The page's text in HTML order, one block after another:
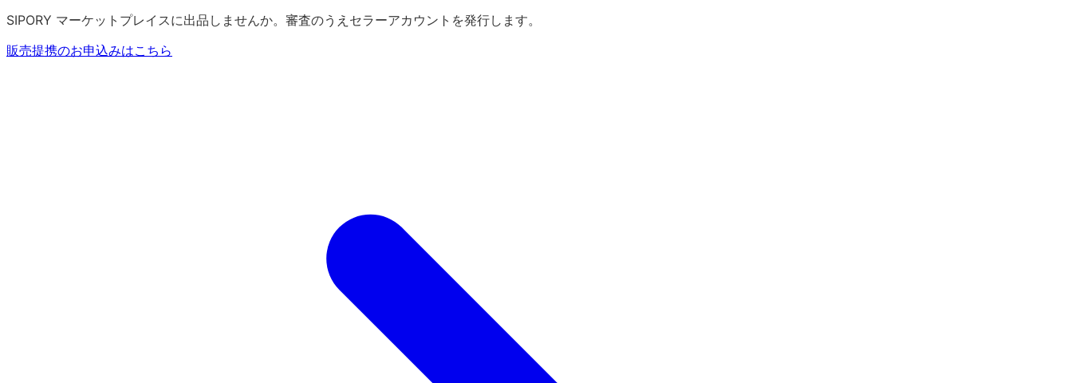
SIPORY マーケットプレイスに出品しませんか。審査のうえセラーアカウントを発行します。
販売提携のお申込みはこちら